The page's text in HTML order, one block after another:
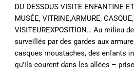
DU DESSOUS VISITE ENFANTINE
MUSÉE, VITRINE,ARMURE,
VISITEUREXPOSITION… Au milieu
surveillés par des gardes aux
casques moustaches, des enfants
qu’ils courent dans les allées –